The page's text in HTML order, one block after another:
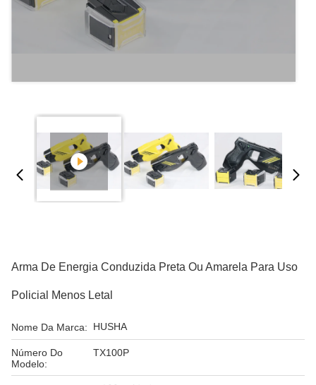
Arma De Energia Conduzida Preta Ou Amarela Para Uso
Policial Menos Letal
Nome Da Marca: HUSHA
Número Do
Modelo:
TX100P